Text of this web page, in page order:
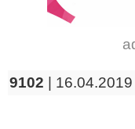
9102 | 16.04.2019